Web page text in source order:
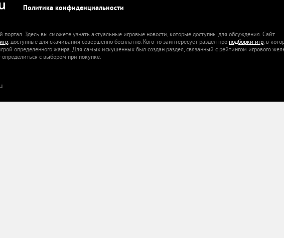
Политика конфиденциальности
Здесь вы сможете узнать актуальные игровые новости, которые доступны для обсуждения. Сайт
, доступные для скачивания совершенно бесплатно. Кого-то заинтересует раздел про подборки игр, в
определенного жанра. Для самых искушенных был создан раздел, связанный с рейтингом игрового
с выбором при покупке.